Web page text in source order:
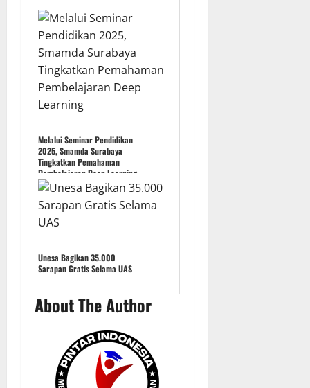
Melalui Seminar Pendidikan
2025, Smamda Surabaya
Tingkatkan Pemahaman
Pembelajaran Deep Learning
Unesa Bagikan 35.000
Sarapan Gratis Selama UAS
About The Author